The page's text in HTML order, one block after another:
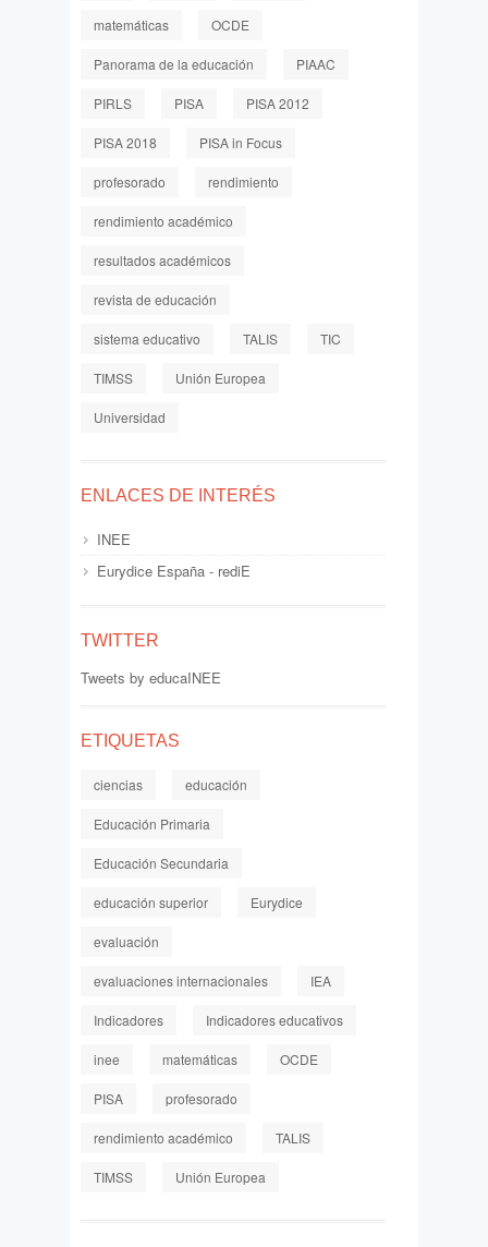
matemáticas OCDE
Panorama de la educación PIAAC
PIRLS PISA PISA 2012
PISA 2018 PISA in Focus
profesorado rendimiento
rendimiento académico
resultados académicos
revista de educación
sistema educativo TALIS TIC
TIMSS Unión Europea
Universidad
ENLACES DE INTERÉS
INEE
Eurydice España - rediE
TWITTER
Tweets by educaINEE
ETIQUETAS
ciencias educación
Educación Primaria
Educación Secundaria
educación superior Eurydice
evaluación
evaluaciones internacionales IEA
Indicadores Indicadores educativos
inee matemáticas OCDE
PISA profesorado
rendimiento académico TALIS
TIMSS Unión Europea